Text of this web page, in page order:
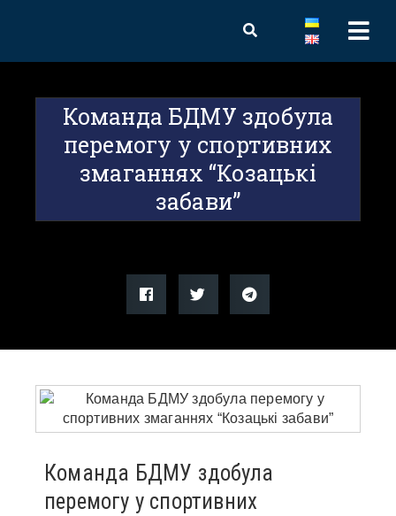
Команда БДМУ здобула
перемогу у спортивних
змаганнях “Козацькі
забави”
Команда БДМУ здобула
перемогу у спортивних